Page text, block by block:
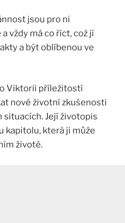
jsou pro ni
vždy má co říct, což jí
a být oblíbenou ve
Viktorii příležitostí
nové životní zkušenosti
situacích. Její životopis
kapitolu, která ji může
životě.